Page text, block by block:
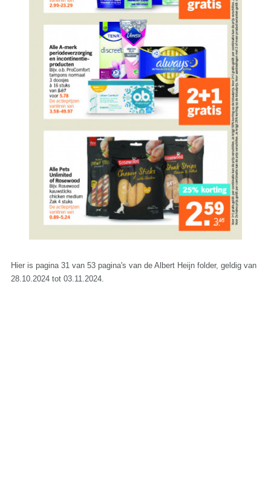
Hier is pagina 31 van 53 pagina's van de Albert Heijn folder, geldig van
28.10.2024 tot 03.11.2024.